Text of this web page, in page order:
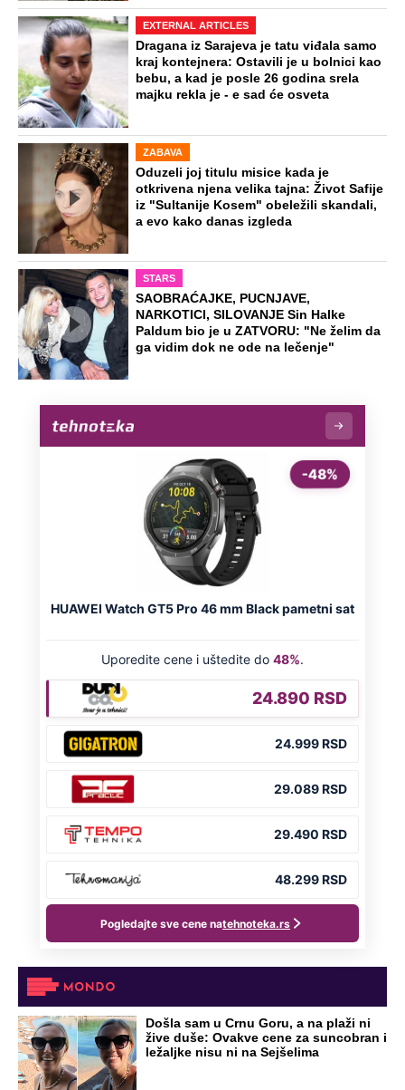
EXTERNAL ARTICLES
Dragana iz Sarajeva je tatu viđala samo
kraj kontejnera: Ostavili je u bolnici kao
bebu, a kad je posle 26 godina srela
majku rekla je - e sad će osveta
ZABAVA
Oduzeli joj titulu misice kada je
otkrivena njena velika tajna: Život Safije
iz "Sultanije Kosem" obeležili skandali,
a evo kako danas izgleda
STARS
SAOBRAĆAJKE, PUCNJAVE,
NARKOTICI, SILOVANJE Sin Halke
Paldum bio je u ZATVORU: "Ne želim da
ga vidim dok ne ode na lečenje"
Došla sam u Crnu Goru, a na plaži ni
žive duše: Ovakve cene za suncobran i
ležaljke nisu ni na Sejšelima